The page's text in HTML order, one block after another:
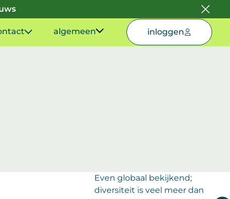
algemeen inloggen
Even globaal bekijkend;
diversiteit is veel meer dan